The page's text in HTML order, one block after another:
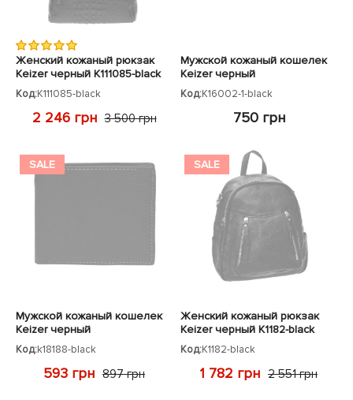
Женский кожаный рюкзак
Keizer черный K111085-black
Код:K111085-black
2 246 грн 3 500 грн
Мужской кожаный кошелек
Keizer черный
Код:K16002-1-black
750 грн
SALE
Мужской кожаный кошелек
Keizer черный
Код:k18188-black
593 грн 897 грн
SALE
Женский кожаный рюкзак
Keizer черный K1182-black
Код:K1182-black
1 782 грн 2 551 грн